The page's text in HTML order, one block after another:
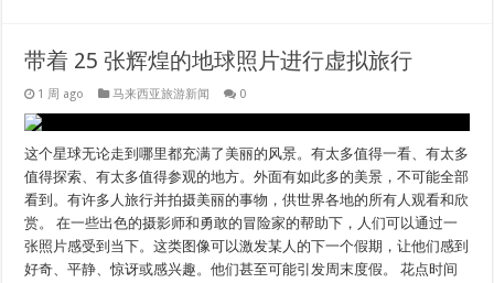
带着 25 张辉煌的地球照片进行虚拟旅行
1 周 ago 马来西亚旅游新闻 0
这个星球无论走到哪里都充满了美丽的风景。有太多值得一看、有太多
值得探索、有太多值得参观的地方。外面有如此多的美景，不可能全部
看到。有许多人旅行并拍摄美丽的事物，供世界各地的所有人观看和欣
赏。 在一些出色的摄影师和勇敢的冒险家的帮助下，人们可以通过一
张照片感受到当下。这类图像可以激发某人的下一个假期，让他们感到
好奇、平静、惊讶或感兴趣。他们甚至可能引发周末度假。 花点时间